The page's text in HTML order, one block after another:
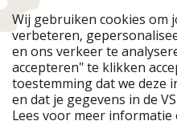
Onze markten
PiratinViaggio
WakacyjniPiraci
Ferienpiraten
Urlaubspiraten
TravelPirates
Wij gebruiken cookies om
verbeteren,
en ons verkeer te
accepteren" te klikken
toestemming dat we deze
en dat je gegevens in de
Lees voor meer informatie